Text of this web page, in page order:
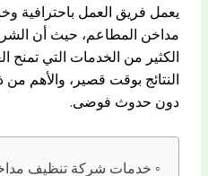
يعمل فريق العمل باحترافية
مداخن المطاعم، حيث أن
الكثير من الخدمات التي
النتائج بوقت قصير، والأهم من
دون حدوث فوضى.
خدمات شركة تنظيف